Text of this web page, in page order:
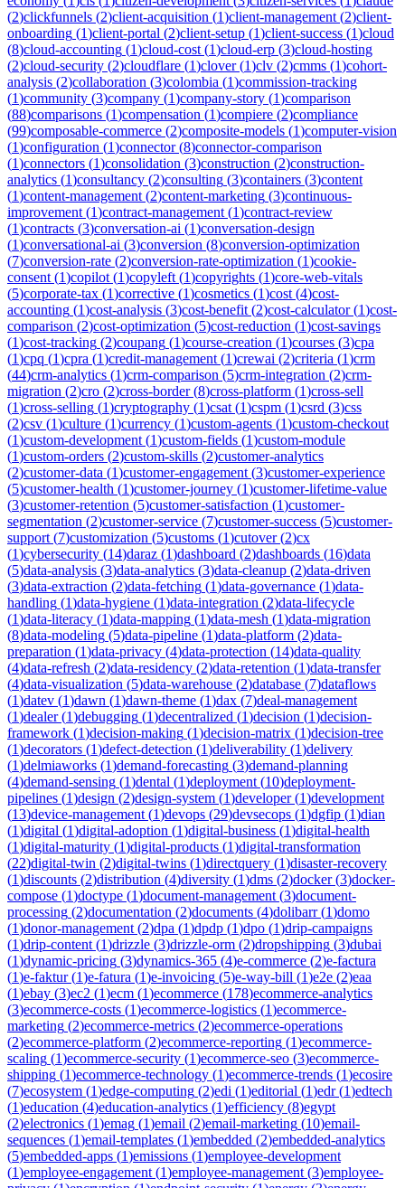
(2)clickfunnels (2)client-acquisition (1)client-management (2)client-
onboarding (1)client-portal (2)client-setup (1)client-success (1)cloud
(8)cloud-accounting (1)cloud-cost (1)cloud-erp (3)cloud-hosting
(2)cloud-security (2)cloudflare (1)clover(1)clv (2)cmms (1)cohort-
analysis (2)collaboration (3)colombia (1)commission-tracking
(1)community (3)company (1)company-story (1)comparison
(88)comparisons (1)compensation (1)compiere (2)compliance
(99)composable-commerce (2)composite-models (1)computer-vision
(1)configuration (1)connector(8)connector-comparison
(1)connectors (1)consolidation (3)construction (2)construction-
analytics (1)consultancy (2)consulting (3)containers (3)content
(1)content-management (2)content-marketing (3)continuous-
improvement (1)contract-management (1)contract-review
(1)contracts (3)conversation-ai (1)conversation-design
(1)conversational-ai (3)conversion (8)conversion-optimization
(7)conversion-rate (2)conversion-rate-optimization (1)cookie-
consent (1)copilot (1)copyleft (1)copyrights (1)core-web-vitals
(5)corporate-tax (1)corrective (1)cosmetics (1)cost (4)cost-
accounting (1)cost-analysis (3)cost-benefit (2)cost-calculator(1)cost-
comparison (2)cost-optimization (5)cost-reduction (1)cost-savings
(1)cost-tracking (2)coupang (1)course-creation (1)courses (3)cpa
(1)cpq (1)cpra (1)credit-management (1)crewai (2)criteria (1)crm
(44)crm-analytics (1)crm-comparison (5)crm-integration (2)crm-
migration (2)cro (2)cross-border(8)cross-platform (1)cross-sell
(1)cross-selling (1)cryptography (1)csat (1)cspm (1)csrd (3)css
(2)csv (1)culture (1)currency (1)custom-agents (1)custom-checkout
(1)custom-development (1)custom-fields (1)custom-module
(1)custom-orders (2)custom-skills (2)customer-analytics
(2)customer-data (1)customer-engagement (3)customer-experience
(5)customer-health (1)customer-journey (1)customer-lifetime-value
(3)customer-retention (5)customer-satisfaction (1)customer-
segmentation (2)customer-service (7)customer-success (5)customer-
support (7)customization (5)customs (1)cutover(2)cx
(1)cybersecurity (14)daraz (1)dashboard (2)dashboards (16)data
(5)data-analysis (3)data-analytics (3)data-cleanup (2)data-driven
(3)data-extraction (2)data-fetching (1)data-governance (1)data-
handling (1)data-hygiene (1)data-integration (2)data-lifecycle
(1)data-literacy (1)data-mapping (1)data-mesh (1)data-migration
(8)data-modeling (5)data-pipeline (1)data-platform (2)data-
preparation (1)data-privacy (4)data-protection (14)data-quality
(4)data-refresh (2)data-residency (2)data-retention (1)data-transfer
(4)data-visualization (5)data-warehouse (2)database (7)dataflows
(1)datev (1)dawn (1)dawn-theme (1)dax (7)deal-management
(1)dealer(1)debugging (1)decentralized (1)decision (1)decision-
framework (1)decision-making (1)decision-matrix (1)decision-tree
(1)decorators (1)defect-detection (1)deliverability (1)delivery
(1)delmiaworks (1)demand-forecasting (3)demand-planning
(4)demand-sensing (1)dental (1)deployment (10)deployment-
pipelines (1)design (2)design-system (1)developer(1)development
(13)device-management (1)devops (29)devsecops (1)dgfip (1)dian
(1)digital (1)digital-adoption (1)digital-business (1)digital-health
(1)digital-maturity (1)digital-products (1)digital-transformation
(22)digital-twin (2)digital-twins (1)directquery (1)disaster-recovery
(1)discounts (2)distribution (4)diversity (1)dms (2)docker(3)docker-
compose (1)doctype (1)document-management (3)document-
processing (2)documentation (2)documents (4)dolibarr(1)domo
(1)donor-management (2)dpa (1)dpdp (1)dpo (1)drip-campaigns
(1)drip-content (1)drizzle (3)drizzle-orm (2)dropshipping (3)dubai
(1)dynamic-pricing (3)dynamics-365 (4)e-commerce (2)e-factura
(1)e-faktur(1)e-fatura (1)e-invoicing (5)e-way-bill (1)e2e (2)eaa
(1)ebay (3)ec2 (1)ecm (1)ecommerce (178)ecommerce-analytics
(3)ecommerce-costs (1)ecommerce-logistics (1)ecommerce-
marketing (2)ecommerce-metrics (2)ecommerce-operations
(2)ecommerce-platform (2)ecommerce-reporting (1)ecommerce-
scaling (1)ecommerce-security (1)ecommerce-seo (3)ecommerce-
shipping (1)ecommerce-technology (1)ecommerce-trends (1)ecosire
(7)ecosystem (1)edge-computing (2)edi (1)editorial (1)edr(1)edtech
(1)education (4)education-analytics (1)efficiency (8)egypt
(2)electronics (1)emag (1)email (2)email-marketing (10)email-
sequences (1)email-templates (1)embedded (2)embedded-analytics
(5)embedded-apps (1)emissions (1)employee-development
(1)employee-engagement (1)employee-management (3)employee-